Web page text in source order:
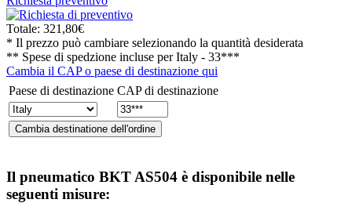
Totale: 321,80€
* Il prezzo può cambiare selezionando la quantità desiderata
** Spese di spedzione incluse perItaly - 33***
Cambia il CAP o paese di destinazione qui
Paese di destinazione CAP di destinazione
Il pneumatico BKT AS504 è disponibile nelle
seguenti misure: